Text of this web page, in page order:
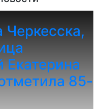
Екатерина
85-